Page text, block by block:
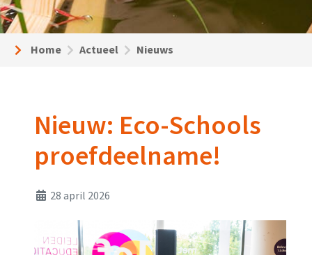
Home Actueel Nieuws
Nieuw: Eco-Schools
proefdeelname!
28 april 2026